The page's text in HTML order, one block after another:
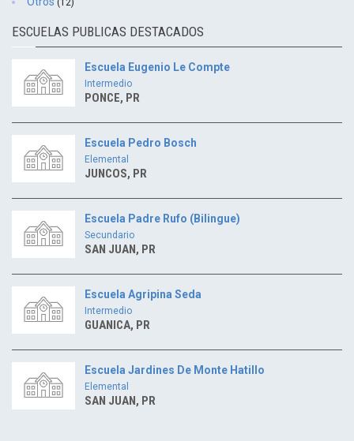
(12)
ESCUELAS PUBLICAS DESTACADOS
Escuela Eugenio Le Compte
Intermedio
PONCE, PR
Escuela Pedro Bosch
Elemental
JUNCOS, PR
Escuela Padre Rufo (Bilingue)
Secundario
SAN JUAN, PR
Escuela Agripina Seda
Intermedio
GUANICA, PR
Escuela Jardines De Monte Hatillo
Elemental
SAN JUAN, PR